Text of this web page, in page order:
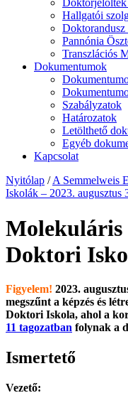
Doktorjelöltek
Hallgatói
Pannónia
Transzlációs
Dokumentumok
Szabályzatok
Határozatok
Letölthető
Egyéb
Kapcsolat
Nyitólap / A Semmelweis
Iskolák – 2023. augusztus
Molekuláris
Doktori
Figyelem! 2023.
megszűnt a képzés és
Doktori Iskola, ahol a
11 tagozatban folynak a
Ismertető
Vezető: